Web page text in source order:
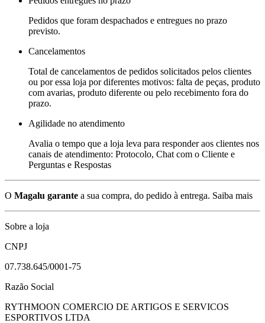
Pedidos que foram despachados e entregues no prazo
previsto.
Cancelamentos
Total de cancelamentos de pedidos solicitados pelos clientes
ou por essa loja por diferentes motivos: falta de peças, produto
com avarias, produto diferente ou pelo recebimento fora do
prazo.
Agilidade no atendimento
Avalia o tempo que a loja leva para responder aos clientes nos
canais de atendimento: Protocolo, Chat com o Cliente e
Perguntas e Respostas
O Magalu garante a sua compra, do pedido à entrega. Saiba mais
Sobre a loja
CNPJ
07.738.645/0001-75
Razão Social
RYTHMOON COMERCIO DE ARTIGOS E SERVICOS
ESPORTIVOS LTDA